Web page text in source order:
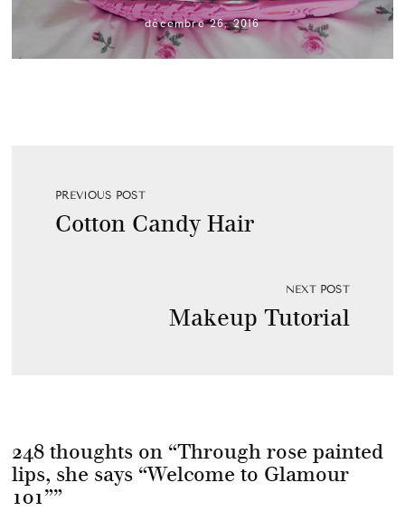
décembre 26, 2016
PREVIOUS POST
Cotton Candy Hair
NEXT POST
Makeup Tutorial
248 thoughts on “Through rose painted
lips, she says “Welcome to Glamour
101””